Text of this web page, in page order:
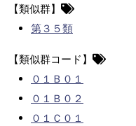
【類似群】
第３５類
【類似群コード】
０１Ｂ０１
０１Ｂ０２
０１Ｃ０１